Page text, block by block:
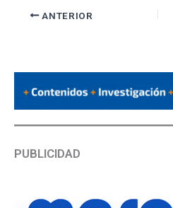
ANTERIOR
PUBLICIDAD